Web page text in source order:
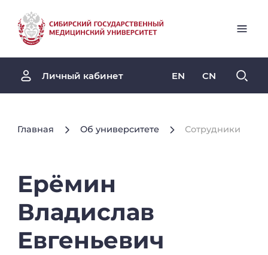
Личный кабинет EN CN
Главная Об университете Сотрудники
Ерёмин
Владислав
Евгеньевич